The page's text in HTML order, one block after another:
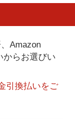
、Amazon
からお選びい
引換払いをご